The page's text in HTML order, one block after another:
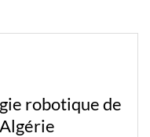
robotique de